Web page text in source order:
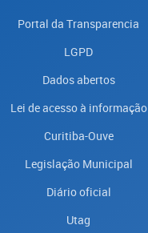
Portal da Transparencia
LGPD
Dados abertos
Lei de acesso à informação
Curitiba-Ouve
Legislação Municipal
Diário oficial
Utag